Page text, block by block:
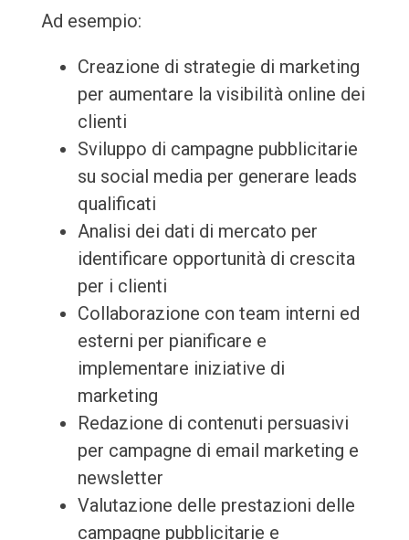
Ad esempio:
Creazione di strategie di marketing
per aumentare la visibilità online dei
clienti
Sviluppo di campagne pubblicitarie
su social media per generare leads
qualificati
Analisi dei dati di mercato per
identificare opportunità di crescita
per i clienti
Collaborazione con team interni ed
esterni per pianificare e
implementare iniziative di
marketing
Redazione di contenuti persuasivi
per campagne di email marketing e
newsletter
Valutazione delle prestazioni delle
campagne pubblicitarie e